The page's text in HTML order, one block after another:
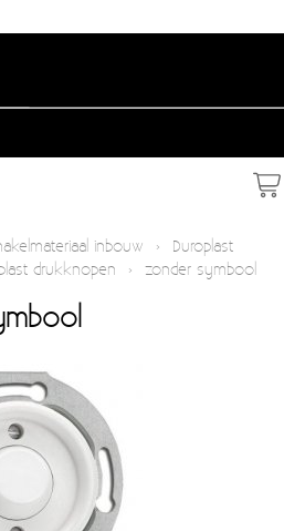
inbouw ›
Duroplast
drukknopen › zonder symbool